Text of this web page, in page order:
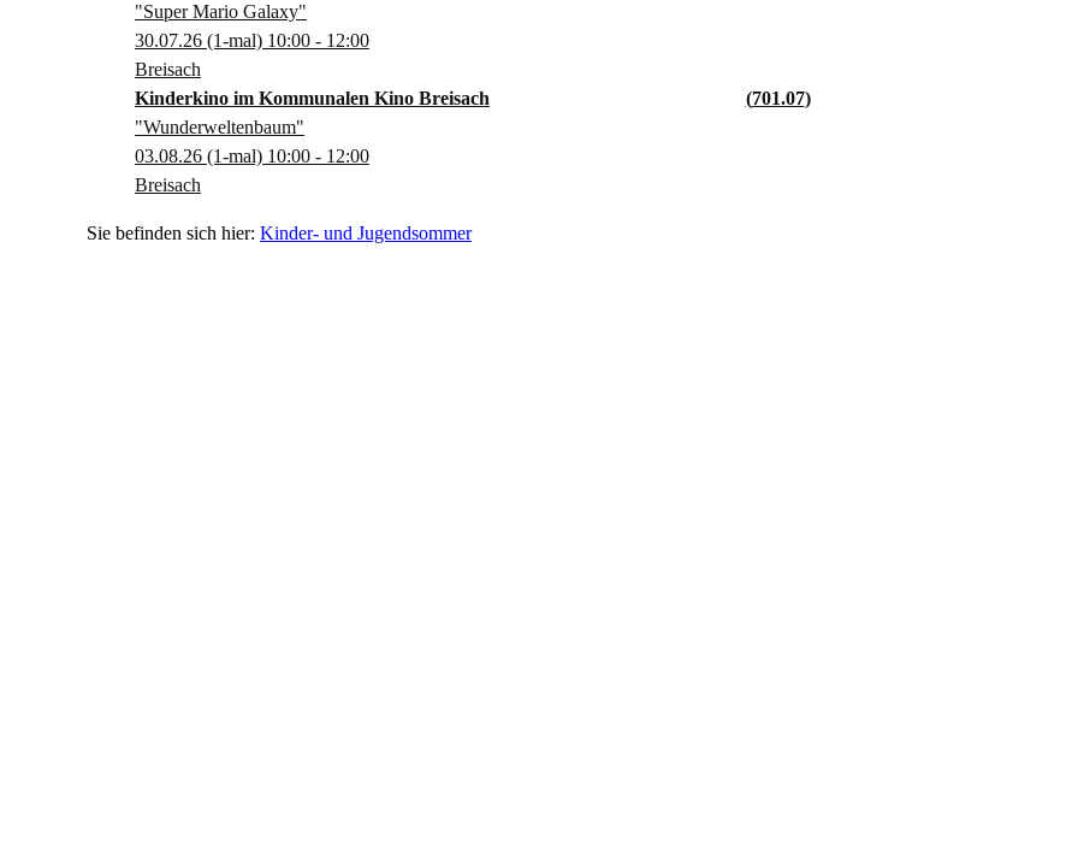
"Super Mario Galaxy"
30.07.26 (1-mal) 10:00 - 12:00
Breisach
Kinderkino im Kommunalen Kino Breisach
701.07
"Wunderweltenbaum"
03.08.26 (1-mal) 10:00 - 12:00
Breisach
Kinder- und Jugendsommer